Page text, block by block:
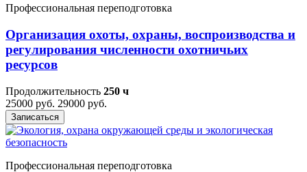
Профессиональная переподготовка
Организация охоты, охраны, воспроизводства и
регулирования численности охотничьих
ресурсов
Продолжительность 250 ч
25000 руб. 29000 руб.
Записаться
Профессиональная переподготовка